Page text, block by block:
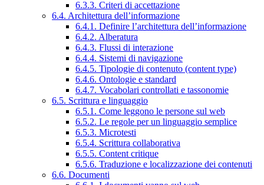
6.3.3. Criteri di accettazione
6.4. Architettura dell’informazione
6.4.1. Definire l’architettura dell’informazione
6.4.2. Alberatura
6.4.3. Flussi di interazione
6.4.4. Sistemi di navigazione
6.4.5. Tipologie di contenuto (content type)
6.4.6. Ontologie e standard
6.4.7. Vocabolari controllati e tassonomie
6.5. Scrittura e linguaggio
6.5.1. Come leggono le persone sul web
6.5.2. Le regole per un linguaggio semplice
6.5.3. Microtesti
6.5.4. Scrittura collaborativa
6.5.5. Content critique
6.5.6. Traduzione e localizzazione dei contenuti
6.6. Documenti